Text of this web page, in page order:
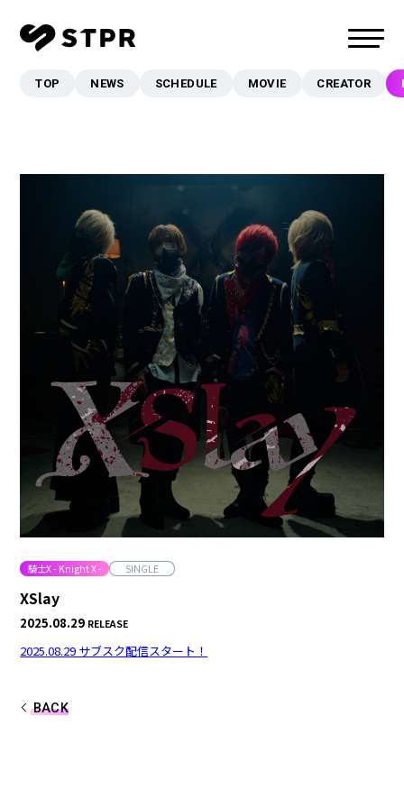
TOP NEWS SCHEDULE MOVIE CREATOR
TOP
CREATOR
MUSIC
EVENT/LIVE
STORE
FANCLUB
合計フォロワー数
86,248,855
合計再生数
199.44 億
CREATOR
すとぷり
莉犬
ジェル
騎士X - Knight X - SINGLE
XSlay
2025.08.29 RELEASE
2025.08.29 サブスク配信スタート！
BACK